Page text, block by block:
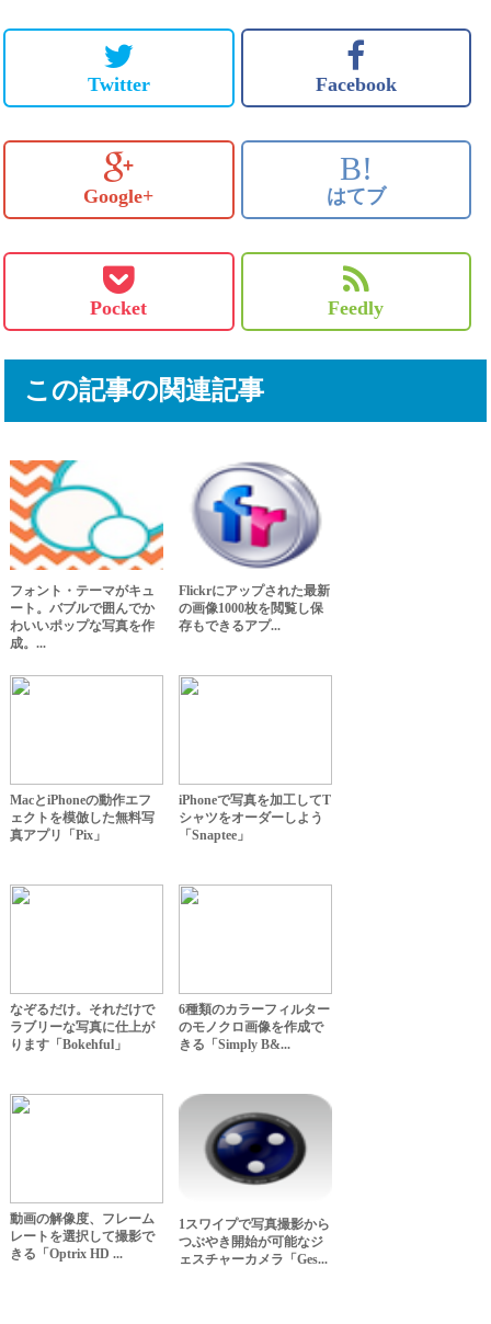
Twitter Facebook
Google+
B!
はてブ
Pocket Feedly
この記事の関連記事
フォント・テーマがキュ
ート。バブルで囲んでか
わいいポップな写真を作
成。...
Flickrにアップされた最新
の画像1000枚を閲覧し保
存もできるアプ...
MacとiPhoneの動作エフ
ェクトを模倣した無料写
真アプリ「Pix」
iPhoneで写真を加工してT
シャツをオーダーしよう
「Snaptee」
なぞるだけ。それだけで
ラブリーな写真に仕上が
ります「Bokehful」
6種類のカラーフィルター
のモノクロ画像を作成で
きる「Simply B&...
動画の解像度、フレーム
レートを選択して撮影で
きる「Optrix HD ...
1スワイプで写真撮影から
つぶやき開始が可能なジ
ェスチャーカメラ「Ges...